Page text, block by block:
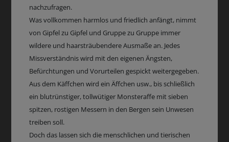
nachzufragen.
Was vollkommen harmlos und friedlich anfängt, nimmt
von Gipfel zu Gipfel und Gruppe zu Gruppe immer
wildere und haarsträubendere Ausmaße an. Jedes
Missverständnis wird mit den eigenen Ängsten,
Befürchtungen und Vorurteilen gespickt weitergegeben.
Aus dem Käffchen wird ein Äffchen usw., bis schließlich
ein blutrünstiger, tollwütiger Monsteraffe mit sieben
spitzen, rostigen Messern in den Bergen sein Unwesen
treiben soll.
Doch das lassen sich die menschlichen und tierischen